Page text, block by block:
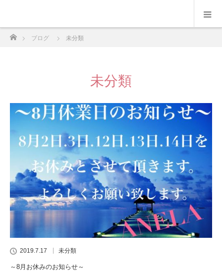
ブログ 未分類
未分類
2019.7.17 未分類
～8月お休みのお知らせ～